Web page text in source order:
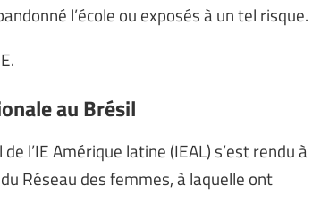
l’école ou exposés à un tel risque.
au Brésil
l’IE Amérique latine (IEAL) s’est rendu à
Réseau des femmes, à laquelle ont